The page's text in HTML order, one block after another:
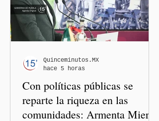
el ocultamiento de
evidencias relacionadas con
la desaparición de los 43
Normal Rural "Raúl Isidro
Burgos" de Ayotzinapa. A
través
Con políticas públicas se
reparte la riqueza en las
comunidades: Armenta Mier
Quinceminutos.MX
hace 5 horas